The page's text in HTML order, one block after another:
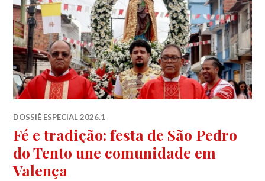
DOSSIÊ ESPECIAL 2026.1
Fé e tradição: festa de São Pedro
do Tento une comunidade em
Valença